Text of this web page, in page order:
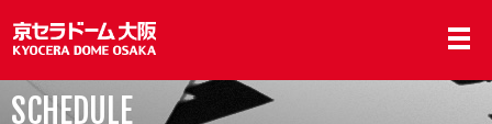
SCHEDULE